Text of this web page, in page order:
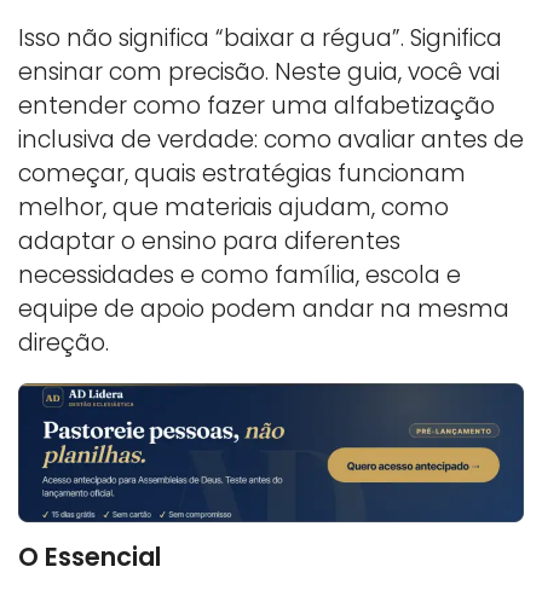
Isso não significa “baixar a régua”. Significa
ensinar com precisão. Neste guia, você vai
entender como fazer uma alfabetização
inclusiva de verdade: como avaliar antes de
começar, quais estratégias funcionam
melhor, que materiais ajudam, como
adaptar o ensino para diferentes
necessidades e como família, escola e
equipe de apoio podem andar na mesma
direção.
O Essencial